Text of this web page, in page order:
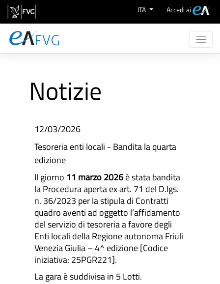
Salta al contenuto ITA Accedi ai
eProcurement
Aree Merceologiche
Notizie
12/03/2026
Tesoreria enti locali - Bandita la quarta
edizione
Il giorno 11 marzo 2026è stata bandita
la Procedura aperta ex art. 71 del D.lgs.
n. 36/2023 per la stipula di Contratti
quadro aventi ad oggetto l’affidamento
del servizio di tesoreria a favore degli
Enti locali della Regione autonoma Friuli
Venezia Giulia – 4^ edizione [Codice
iniziativa: 25PGR221].
La gara è suddivisa in 5 Lotti.